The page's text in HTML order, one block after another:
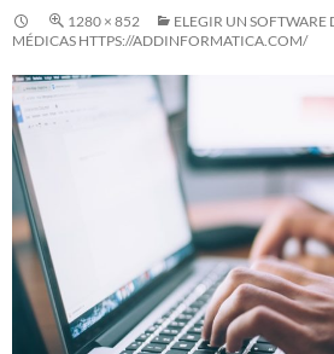
1280 × 852
ELEGIR UN SOFTWARE
MÉDICAS HTTPS://ADDINFORMATICA.COM/